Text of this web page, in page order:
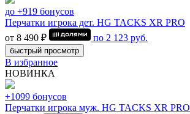
до +919 бонусов
Перчатки игрока дет. HG TACKS XR PRO
от 8 490 ₽
по 2 123 руб.
быстрый просмотр
В избранное
НОВИНКА
+1099 бонусов
Перчатки игрока муж. HG TACKS XR PRO